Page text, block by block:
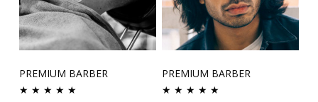
PREMIUM BARBER
★ ★ ★ ★ ★
PREMIUM BARBER
★ ★ ★ ★ ★